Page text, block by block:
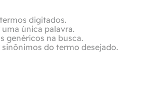
digitados.
única palavra.
genéricos na busca.
sinônimos do termo desejado.